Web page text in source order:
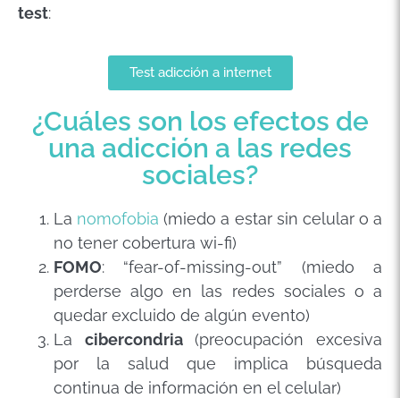
test:
Test adicción a internet
¿Cuáles son los efectos de
una adicción a las redes
sociales?
La nomofobia (miedo a estar sin celular o a
no tener cobertura wi-fi)
FOMO: “fear-of-missing-out” (miedo a
perderse algo en las redes sociales o a
quedar excluido de algún evento)
La cibercondria(preocupación excesiva
por la salud que implica búsqueda
continua de información en el celular)